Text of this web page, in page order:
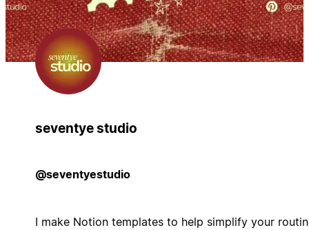
seventye studio
@seventyestudio
I make Notion templates to help simplify your